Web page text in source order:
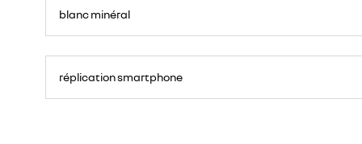
blanc minéral
réplication smartphone